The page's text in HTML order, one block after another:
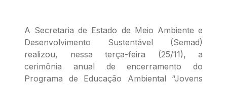
A Secretaria de Estado de Meio Ambiente e
Desenvolvimento Sustentável (Semad)
realizou, nessa terça-feira (25/11), a
cerimônia anual de encerramento do
Programa de Educação Ambiental “Jovens